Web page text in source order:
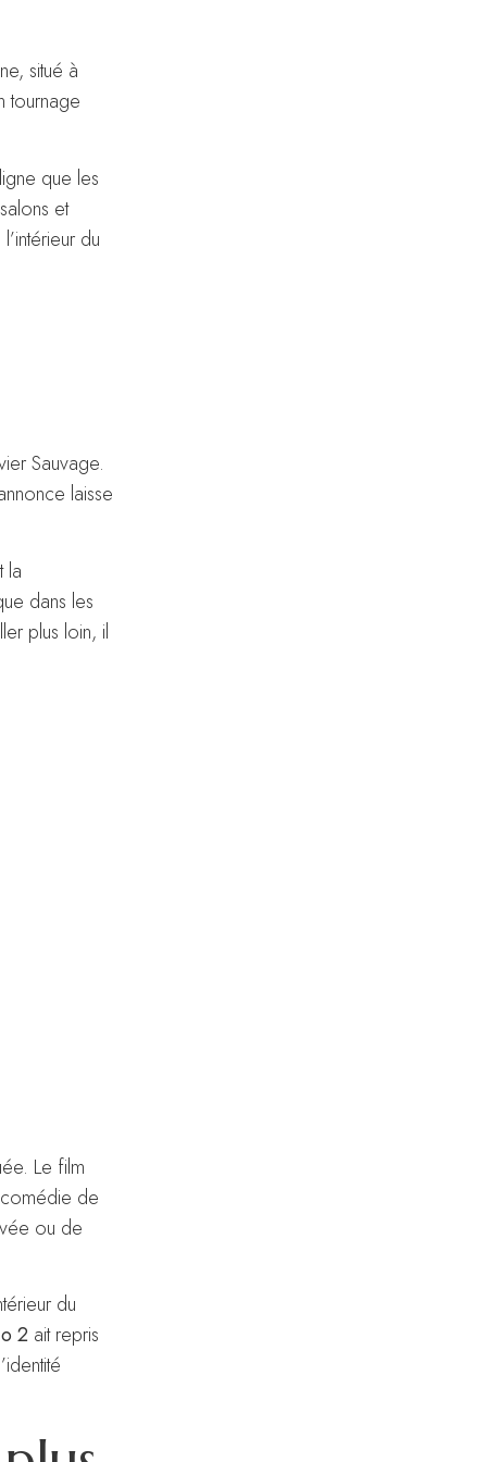
situé à
tournage
que les
et
du
Sauvage.
laisse
la
dans les
plus loin, il
Le film
de
ou de
du
2 ait repris